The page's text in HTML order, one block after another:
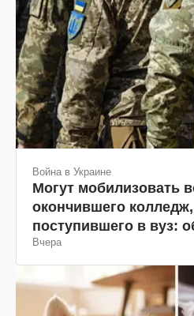
Война в Украине
Могут мобилизовать
окончившего
поступившего в вуз:
юриста
Вчера